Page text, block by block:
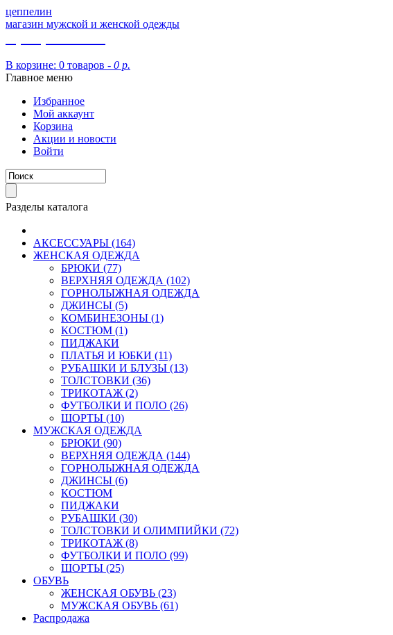
цеппелин
магазин мужской и женской одежды
В корзине: 0 товаров - 0 р.
Главное меню
Избранное
Мой аккаунт
Корзина
Акции и новости
Войти
Разделы каталога
АКСЕССУАРЫ (164)
ЖЕНСКАЯ ОДЕЖДА
БРЮКИ (77)
ВЕРХНЯЯ ОДЕЖДА (102)
ГОРНОЛЫЖНАЯ ОДЕЖДА
ДЖИНСЫ (5)
КОМБИНЕЗОНЫ (1)
КОСТЮМ (1)
ПИДЖАКИ
ПЛАТЬЯ И ЮБКИ (11)
РУБАШКИ И БЛУЗЫ (13)
ТОЛСТОВКИ (36)
ТРИКОТАЖ (2)
ФУТБОЛКИ И ПОЛО (26)
ШОРТЫ (10)
МУЖСКАЯ ОДЕЖДА
БРЮКИ (90)
ВЕРХНЯЯ ОДЕЖДА (144)
ГОРНОЛЫЖНАЯ ОДЕЖДА
ДЖИНСЫ (6)
КОСТЮМ
ПИДЖАКИ
РУБАШКИ (30)
ТОЛСТОВКИ И ОЛИМПИЙКИ (72)
ТРИКОТАЖ (8)
ФУТБОЛКИ И ПОЛО (99)
ШОРТЫ (25)
ОБУВЬ
ЖЕНСКАЯ ОБУВЬ (23)
МУЖСКАЯ ОБУВЬ (61)
Распродажа